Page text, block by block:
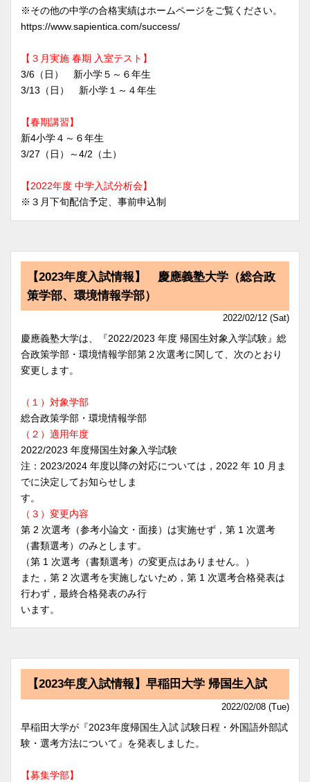
※その他の中学の合格実績はホームページをご覧ください。
https://www.sapientica.com/success/
【３月実施 春期 入室テスト】
3/6（日） 新小学５～６年生
3/13（日） 新小学１～４年生
【春期講習】
新4小学４～６年生
3/27（日）～4/2（土）
【2022年度 中学入試分析会】
※３月下旬配信予定、事前申込制
【2023年度入試情報】 慶應義塾大学（総合政
策学部、環境情報学部）
2022/02/12 (Sat)
慶應義塾大学は、『2022/2023 年度 帰国生対象入学試験』総
合政策学部・環境情報学部第２次選考に関して、次のとおり
変更します。
（１）対象学部
総合政策学部・環境情報学部
（２）適用年度
2022/2023 年度帰国生対象入学試験
注：2023/2024 年度以降の対応については，2022 年 10 月ま
でに決定してお知らせしま
す。
（３）変更内容
第 2 次選考（参考小論文・面接）は実施せず，第 1 次選考
（書類選考）のみとします。
（第 1 次選考（書類選考）の変更点はありません。）
また，第 2 次選考を実施しないため，第 1 次選考合格発表は
行わず，最終合格発表のみ行
います。
【2023年度入試情報】早稲田大学 帰国生入試
2022/02/08 (Tue)
早稲田大学が『2023年度帰国生入試 試験日程・外国語外部試
験・選考方法について』を発表しました。
【募集学部】